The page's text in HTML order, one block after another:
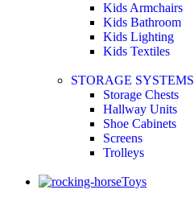
Kids Armchairs
Kids Bathroom
Kids Lighting
Kids Textiles
STORAGE SYSTEMS
Storage Chests
Hallway Units
Shoe Cabinets
Screens
Trolleys
Toys